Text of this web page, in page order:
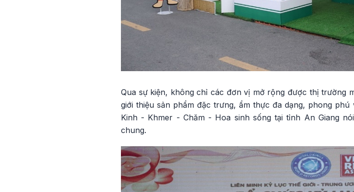
Qua sự kiện, không chỉ các đơn vị mở rộng được thị trường
giới thiệu sản phẩm đặc trưng, ẩm thực đa dạng, phong
Kinh - Khmer - Chăm - Hoa sinh sống tại tỉnh An Giang
chung.